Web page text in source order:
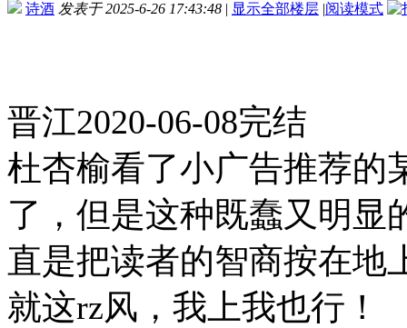
诗酒 发表于 2025-6-26 17:43:48 | 显示全部楼层 |阅读模式
晋江2020-06-08完结
杜杏榆看了小广告推荐的
了，但是这种既蠢又明显
直是把读者的智商按在地
就这rz风，我上我也行！